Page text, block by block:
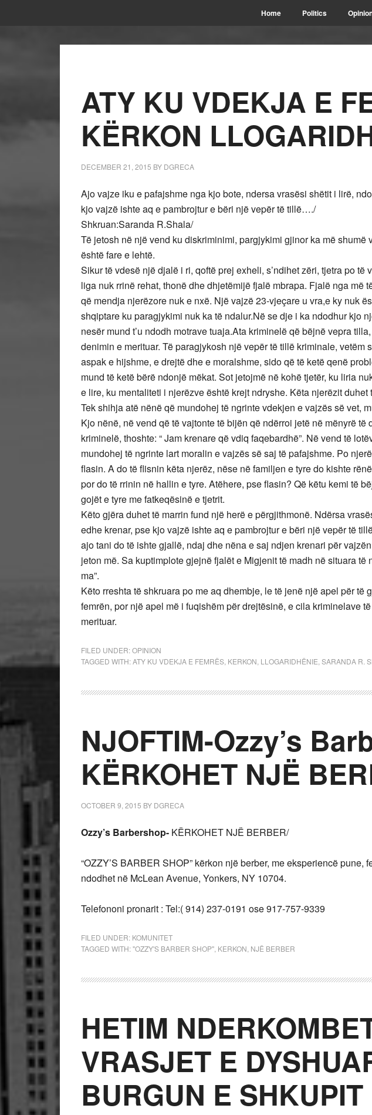
Home Politics
ATY KU VDEKJA E
KËRKON
DECEMBER 21, 2015 BY DGRECA
Ajo vajze iku e pafajshme nga kjo bote, ndersa vrasësi shëtit i lirë,
kjo vajzë ishte aq e pambrojtur e bëri një vepër të tillë…./
Shkruan:Saranda R.Shala/
Të jetosh në një vend ku diskriminimi, pargjykimi gjinor ka më shumë
është fare e lehtë.
Sikur të vdesë një djalë i ri, qoftë prej exheli, s’ndihet zëri, tjetra po të
liga nuk rrinë rehat, thonë dhe dhjetëmijë fjalë mbrapa. Fjalë nga më
që mendja njerëzore nuk e nxë. Një vajzë 23-vjeçare u vra,e ky nuk
shqiptare ku paragjykimi nuk ka të ndalur.Në se dje i ka ndodhur kjo
nesër mund t’u ndodh motrave tuaja.Ata kriminelë që bëjnë vepra
denimin e merituar. Të paragjykosh një vepër të tillë kriminale, vetëm
aspak e hijshme, e drejtë dhe e moralshme, sido që të ketë qenë
mund të ketë bërë ndonjë mëkat. Sot jetojmë në kohë tjetër, ku liria
e lire, ku mentaliteti i njerëzve është krejt ndryshe. Këta njerëzit duhet
Tek shihja atë nënë që mundohej të ngrinte vdekjen e vajzës së vet,
Kjo nënë, në vend që të vajtonte të bijën që ndërroi jetë në mënyrë të
kriminelë, thoshte: “ Jam krenare që vdiq faqebardhë”. Në vend të
mundohej të ngrinte lart moralin e vajzës së saj të pafajshme. Po
flasin. A do të flisnin këta njerëz, nëse në familjen e tyre do kishte
por do të rrinin në hallin e tyre. Atëhere, pse flasin? Që këtu kemi të
gojët e tyre me fatkeqësinë e tjetrit.
Këto gjëra duhet të marrin fund një herë e përgjithmonë. Ndërsa
edhe krenar, pse kjo vajzë ishte aq e pambrojtur e bëri një vepër të
ajo tani do të ishte gjallë, ndaj dhe nëna e saj ndjen krenari për
jeton më. Sa kuptimplote gjejnë fjalët e Migjenit të madh në situara të
ma”.
Këto rreshta të shkruara po me aq dhembje, le të jenë një apel për të
femrën, por një apel më i fuqishëm për drejtësinë, e cila kriminelave
merituar.
FILED UNDER:OPINION
TAGGED WITH:ATY KU VDEKJA E FEMRËS KERKON LLOGARIDHËNIE SARANDA R.
NJOFTIM-Ozzy’s
KËRKOHET NJË
OCTOBER 9, 2015 BY DGRECA
Ozzy’s Barbershop- KËRKOHET NJË BERBER/
“OZZY’S BARBER SHOP” kërkon një berber, me eksperiencë pune,
ndodhet në McLean Avenue, Yonkers, NY 10704.
Telefononi pronarit : Tel:( 914) 237-0191 ose 917-757-9339
FILED UNDER: KOMUNITET
TAGGED WITH:"OZZY'S BARBER SHOP" KERKON NJË BERBER
HETIM
VRASJET E
BURGUN E SHKUPIT